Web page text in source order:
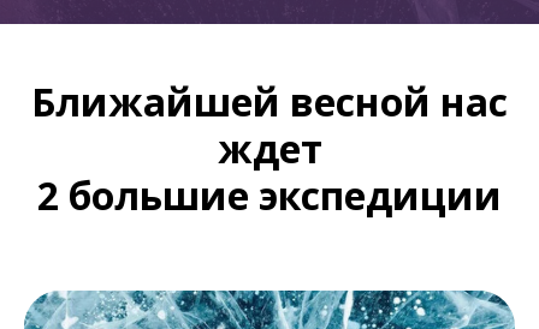
Ближайшей весной нас
ждет
2 большие экспедиции